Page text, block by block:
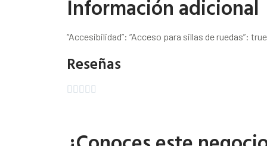
Información adicional
“Accesibilidad”: “Acceso para sillas de ruedas”:
Reseñas
    